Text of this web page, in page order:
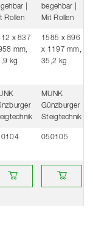
|
Rollen
begehbar |
Mit Rollen
x 837
mm,
kg
1585 x 896
x 1197 mm,
35,2 kg
MUNK
Günzburger
Steigtechnik
050105
chez un revendeur
en ligne chez un
Acheter en